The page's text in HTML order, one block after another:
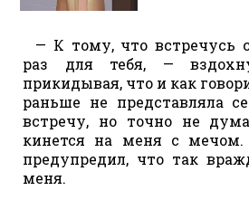
— К тому, что встречусь
раз для тебя, —
прикидывая, что и как
раньше не представляла
встречу, но точно не
кинется на меня с
предупредил, что так
меня.